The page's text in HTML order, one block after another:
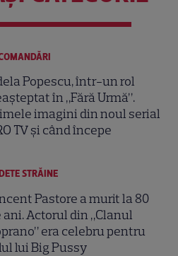
Popescu, într-un rol
în „Fără Urmă”.
imagini din noul serial
TV și când începe
STRĂINE
Pastore a murit la 80
ani. Actorul din „Clanul
era celebru pentru
lui Big Pussy